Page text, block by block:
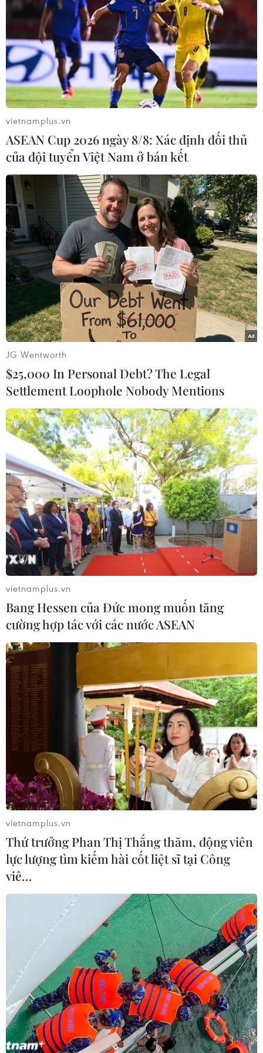
Khánh Hòa: Bắt tạm giam lái xe gây tai
nạn giao thông nghiêm trọng
14/07/2022 09:13
Đỗ Tiến Điệp, lái xe tải gây ra vụ tai nạn giao thông
nghiêm trọng khi đâm vào đuôi xe khách làm 3 người
chết tại chỗ, 8 người bị thương ở Khánh Hòa, đã bị bắt
tạm giam để điều tra, xử lý.
Quảng Trị: Xe container va chạm với xe
tải, một người tử vong tại chỗ
14/07/2022 09:28
Khoảng 13h40 ngày 14/7, tại km 75+200 Quốc lộ 9, một
xe container chạy hướng Đông Hà-Lao Bảo đã va chạm
với xe tải van chạy hướng ngược lại, khiến hai người
trên xe tải van thương vong.
3.314 người chết vì tai nạn giao thông
trong 6 tháng đầu năm
15/07/2022 06:01
Theo báo cáo nhanh của Văn phòng Bộ Công an và
Cục Hàng hải Việt Nam, 6 tháng đầu năm (tính từ ngày
15/12/2021 đến 14/6/2022), toàn quốc xảy ra 5.703 vụ
tai nạn giao thông, làm chết 3.314 người.
Phú Thọ: Tai nạn giao thông nghiêm
trọng, 13 người thương vong
16/07/2022 02:36
Theo thông tin từ Cục Cảnh sát giao thông, đêm 15/7,
vietnamplus.vn
ASEAN Cup 2026 ngày 8/8: Xác định đối thủ
của đội tuyển Việt Nam ở bán kết
JG Wentworth
$25,000 In Personal Debt? The Legal
Settlement Loophole Nobody Mentions
vietnamplus.vn
Bang Hessen của Đức mong muốn tăng
cường hợp tác với các nước ASEAN
vietnamplus.vn
Thứ trưởng Phan Thị Thắng thăm, động viên
lực lượng tìm kiếm hài cốt liệt sĩ tại Công
viê…